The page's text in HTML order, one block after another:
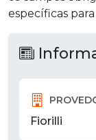
específicas
Fiorilli